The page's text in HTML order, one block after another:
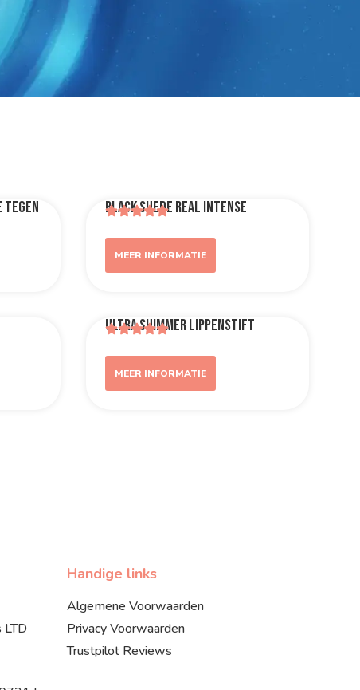
tegen
Black Suede Real Intense
MEER INFORMATIE
Ultra Shimmer Lippenstift
MEER INFORMATIE
LTD
Handige links
Algemene Voorwaarden
Privacy Voorwaarden
Trustpilot Reviews